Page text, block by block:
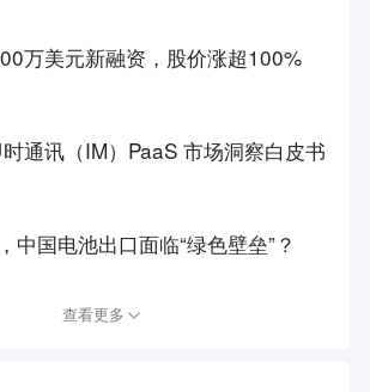
万美元新融资，股价涨超100%
通讯（IM）PaaS 市场洞察白皮书
中国电池出口面临“绿色壁垒”？
查看更多